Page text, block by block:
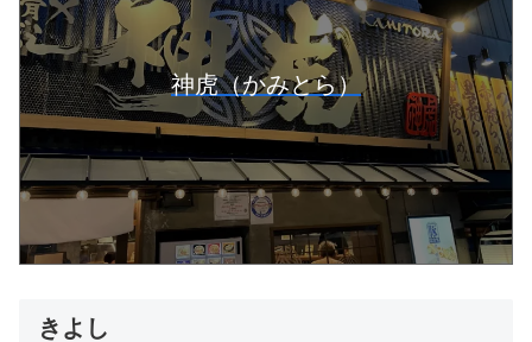
神虎（かみとら）
きよし